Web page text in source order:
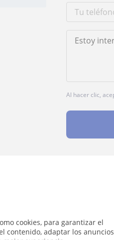
cookies, para garantizar el
contenido, adaptar los
Al hacer clic,